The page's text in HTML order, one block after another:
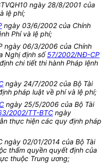
ngày 28/8/2001 của
lệ phí;
ngày 03/6/2002 của Chính
Phí và lệ phí;
ngày 06/3/2006 của Chính
Nghị định số57/2002/NĐ-CP
chi tiết thi hành Pháp lệnh
ngày 24/7/2002 của Bộ Tài
pháp luật về phí và lệ phí;
ngày 25/5/2006 của Bộ Tài
2002/TT-BTC ngày
thực hiện các quy định pháp
ngày 02/01/2014 của Bộ Tài
thẩm quyền quyết định của
thuộc Trung ương;